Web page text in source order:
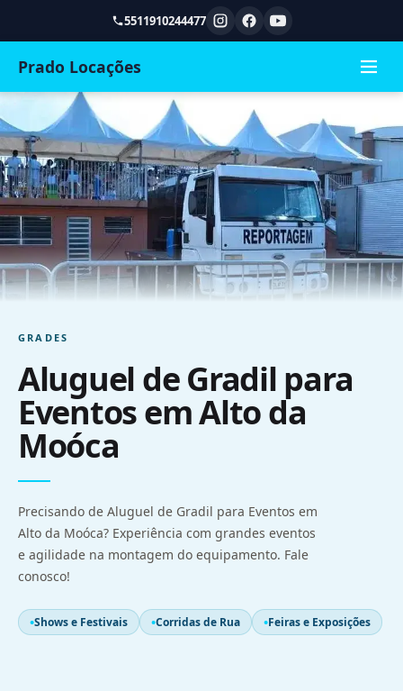
5511910244477
Prado Locações
GRADES
Aluguel de Gradil para
Eventos em Alto da
Moóca
Precisando de Aluguel de Gradil para Eventos em
Alto da Moóca? Experiência com grandes eventos
e agilidade na montagem do equipamento. Fale
conosco!
Shows e Festivais Corridas de Rua Feiras e Exposições